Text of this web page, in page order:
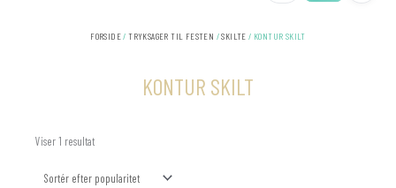
FORSIDE/TRYKSAGER TIL FESTEN /SKILTE / KONTUR SKILT
KONTUR SKILT
Viser 1 resultat